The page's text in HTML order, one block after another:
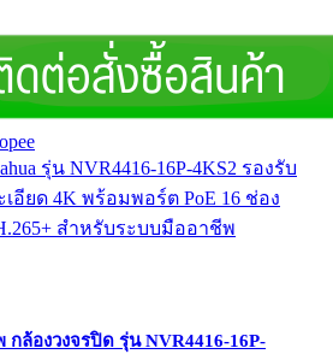
กล้องวงจรปิด รุ่น NVR4416-16P-